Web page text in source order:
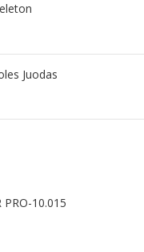
Juodas
PRO-10.015